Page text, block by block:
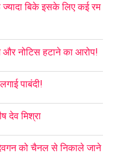
बिके इसके लिए कई रम
और नोटिस हटाने का आरोप!
पाबंदी!
देव मिश्रा
देवगन को चैनल से निकाले जाने